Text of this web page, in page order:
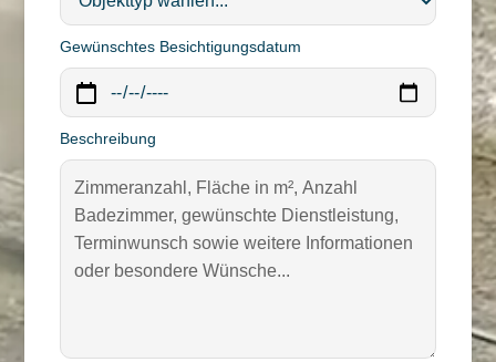
Gewünschtes Besichtigungsdatum
Beschreibung